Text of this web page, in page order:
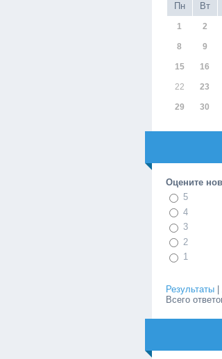
Пн
Вт
1 2
8 9
15 16
22 23
29 30
Оцените
5
4
3
2
1
Результаты |
Всего